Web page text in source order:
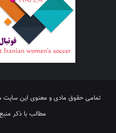
تمامی حقوق مادی و معنوی این سایت
مطالب با ذکر